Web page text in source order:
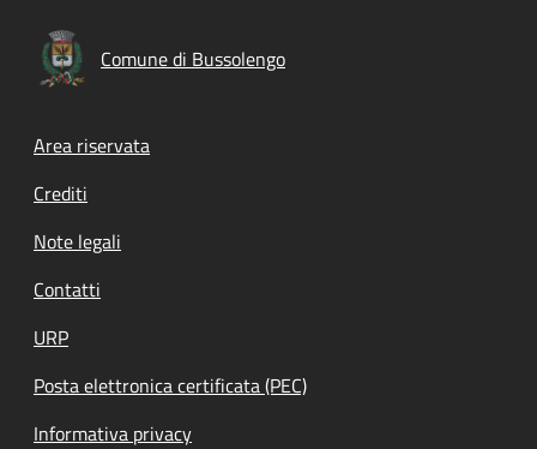
Comune di Bussolengo
Footer menu
Area riservata
Crediti
Note legali
Contatti
URP
Posta elettronica certificata (PEC)
Informativa privacy